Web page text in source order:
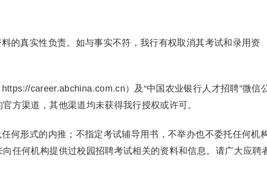
真实性负责。如与事实不符，我行有权取消其考试和录用资
career.abchina.com.cn）及“中国农业银行人才招聘”微信
方渠道，其他渠道均未获得我行授权或许可。
形式的内推；不指定考试辅导用书，不举办也不委托任何机
任何机构提供过校园招聘考试相关的资料和信息。请广大应聘